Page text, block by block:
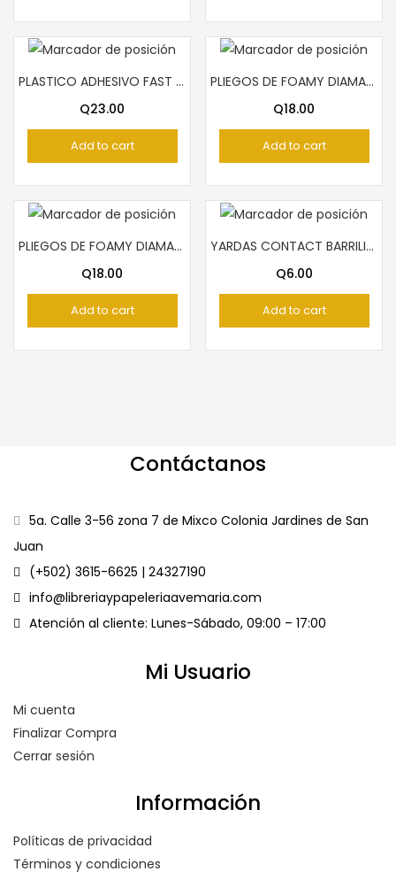
PLASTICO ADHESIVO FAST ROLLO TECNO VERDE
Q23.00
Add to cart
PLIEGOS DE FOAMY DIAMANTINA VERDE OSCURO
Q18.00
Add to cart
PLIEGOS DE FOAMY DIAMANTINA ANARANJADO ARCOIRIS
Q18.00
Add to cart
YARDAS CONTACT BARRILITO TRANSPARENTE
Q6.00
Add to cart
Contáctanos
5a. Calle 3-56 zona 7 de Mixco Colonia Jardines de San
Juan
(+502) 3615-6625 | 24327190
info@libreriaypapeleriaavemaria.com
Atención al cliente: Lunes-Sábado, 09:00 – 17:00
Mi Usuario
Mi cuenta
Finalizar Compra
Cerrar sesión
Información
Políticas de privacidad
Términos y condiciones